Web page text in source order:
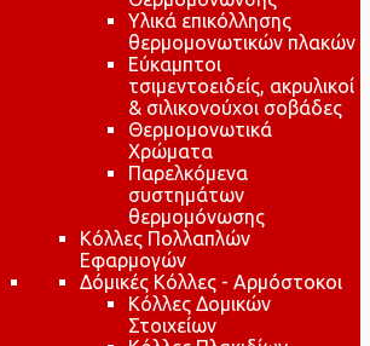
Υλικά επικόλλησης
θερμομονωτικών πλακών
Εύκαμπτοι
τσιμεντοειδείς, ακρυλικοί
& σιλικονούχοι σοβάδες
Θερμομονωτικά
Χρώματα
Παρελκόμενα
συστημάτων
θερμομόνωσης
Κόλλες Πολλαπλών
Εφαρμογών
Δόμικές Κόλλες - Αρμόστοκοι
Κόλλες Δομικών
Στοιχείων